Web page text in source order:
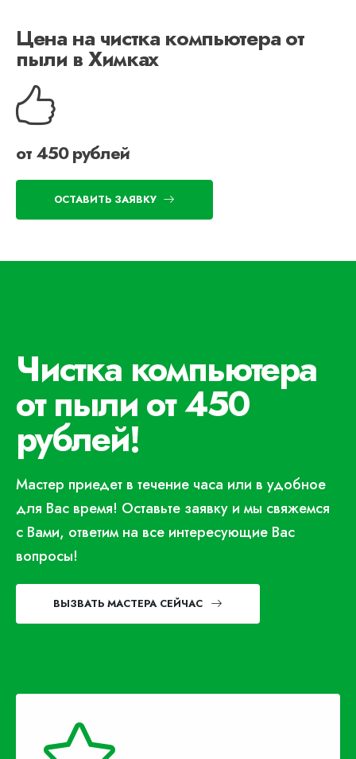
Цена на чистка компьютера от
пыли в Химках
от 450 рублей
ОСТАВИТЬ ЗАЯВКУ
Чистка компьютера
от пыли от 450
рублей!
Мастер приедет в течение часа или в удобное
для Вас время! Оставьте заявку и мы свяжемся
с Вами, ответим на все интересующие Вас
вопросы!
ВЫЗВАТЬ МАСТЕРА СЕЙЧАС